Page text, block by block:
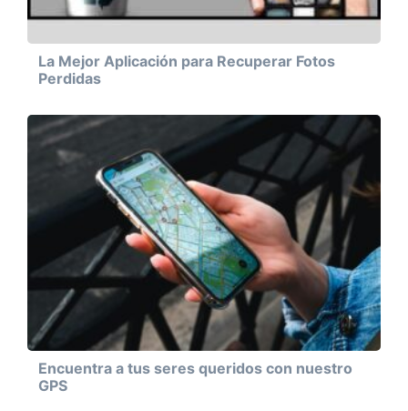
La Mejor Aplicación para Recuperar Fotos
Perdidas
Encuentra a tus seres queridos con nuestro
GPS